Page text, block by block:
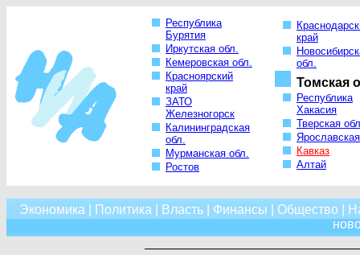
Республика
Бурятия
Иркутская обл.
Кемеровская обл.
Красноярский
край
ЗАТО
Железногорск
Калининградская
обл.
Мурманская обл.
Ростов
край
обл.
Томская
Республика
Хакасия
Тверская
Кавказ
Алтай
Экономика Политика Власть| Финансы Общество